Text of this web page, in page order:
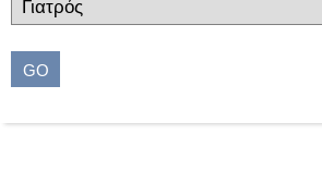
Διαβητολόγοι
GO